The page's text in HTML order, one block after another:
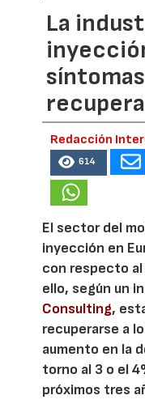
La
Redacción
614
El sector del
inyección en
con respecto
ello, según un
Consulting,
recuperarse a
aumento en la
torno al 3 o el
próximos tres